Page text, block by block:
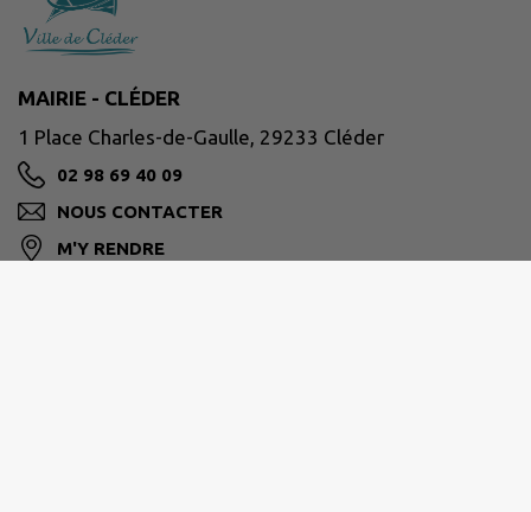
MAIRIE - CLÉDER
1 Place Charles-de-Gaulle, 29233 Cléder
02 98 69 40 09
NOUS CONTACTER
M'Y RENDRE